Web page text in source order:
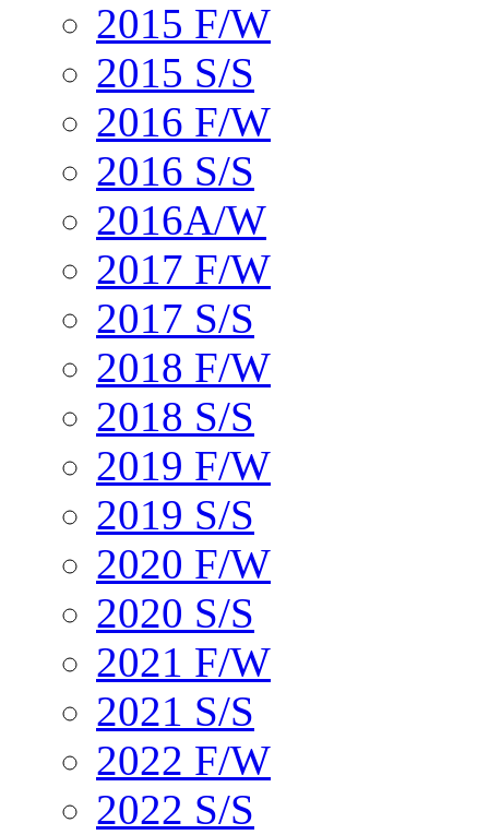
2015 F/W
2015 S/S
2016 F/W
2016 S/S
2016A/W
2017 F/W
2017 S/S
2018 F/W
2018 S/S
2019 F/W
2019 S/S
2020 F/W
2020 S/S
2021 F/W
2021 S/S
2022 F/W
2022 S/S